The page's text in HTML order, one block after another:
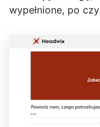
wypełnione, po